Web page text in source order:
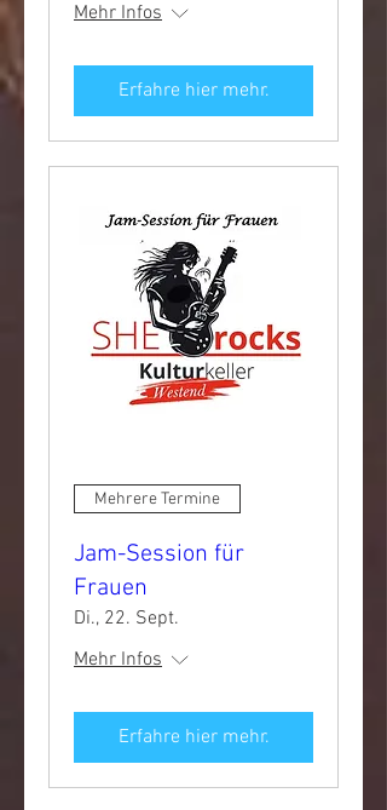
Mehr Infos
Erfahre hier mehr.
Mehrere Termine
Jam-Session für
Frauen
Di., 22. Sept.
Mehr Infos
Erfahre hier mehr.